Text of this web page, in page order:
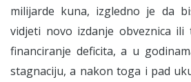
milijarde kuna, izgledno je da
vidjeti novo izdanje obveznica ili
financiranje deficita, a u
stagnaciju, a nakon toga i pad